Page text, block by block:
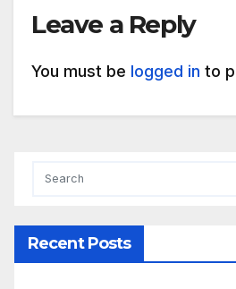
Leave a Reply
You must be logged in to
Recent Posts